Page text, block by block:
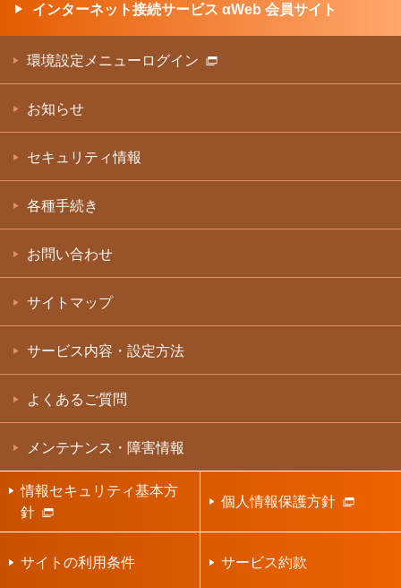
インターネット接続サービス αWeb 会員サイト
環境設定メニューログイン
お知らせ
セキュリティ情報
各種手続き
お問い合わせ
サイトマップ
サービス内容・設定方法
よくあるご質問
メンテナンス・障害情報
情報セキュリティ基本方
針
個人情報保護方針
サイトの利用条件 サービス約款